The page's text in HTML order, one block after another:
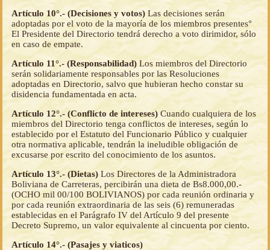
Artículo 10°.- (Decisiones y votos) Las decisiones serán
adoptadas por el voto de la mayoría de los miembros presentes°
El Presidente del Directorio tendrá derecho a voto dirimidor, sólo
en caso de empate.
Artículo 11°.- (Responsabilidad) Los miembros del Directorio
serán solidariamente responsables por las Resoluciones
adoptadas en Directorio, salvo que hubieran hecho constar su
disidencia fundamentada en acta.
Artículo 12°.- (Conflicto de intereses) Cuando cualquiera de los
miembros del Directorio tenga conflictos de intereses, según lo
establecido por el Estatuto del Funcionario Público y cualquier
otra normativa aplicable, tendrán la ineludible obligación de
excusarse por escrito del conocimiento de los asuntos.
Artículo 13°.- (Dietas) Los Directores de la Administradora
Boliviana de Carreteras, percibirán una dieta de Bs8.000,00.-
(OCHO mil 00/100 BOLIVIANOS) por cada reunión ordinaria y
por cada reunión extraordinaria de las seis (6) remuneradas
establecidas en el Parágrafo IV del Artículo 9 del presente
Decreto Supremo, un valor equivalente al cincuenta por ciento.
Artículo 14°.- (Pasajes y viaticos)